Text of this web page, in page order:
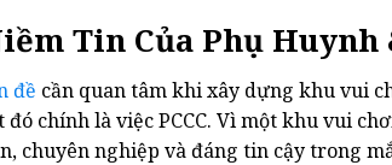
Tin Của Phụ Huynh
đề cần quan tâm khi xây dựng khu vui
đó chính là việc PCCC. Vì một khu vui
chuyên nghiệp và đáng tin cậytrong